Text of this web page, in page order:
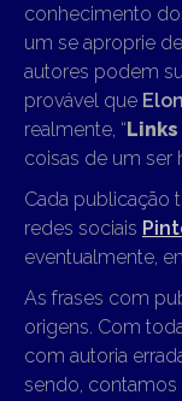
conhecimento
um se aproprie
autores podem
provável que
realmente, “
coisas de um ser
Cada publicação
redes sociais
eventualmente,
As frases com
origens. Com
com autoria
sendo,